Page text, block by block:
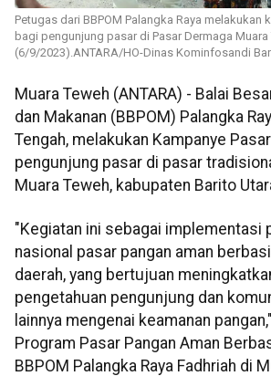
Petugas dari BBPOM Palangka Raya melakukan
bagi pengunjung pasar di Pasar Dermaga Muara
(6/9/2023).ANTARA/HO-Dinas Kominfosandi
Muara Teweh (ANTARA) - Balai
dan Makanan (BBPOM) Palangka
Tengah, melakukan Kampanye
pengunjung pasar di pasar
Muara Teweh, kabupaten Barito
"Kegiatan ini sebagai implementasi
nasional pasar pangan aman
daerah, yang bertujuan
pengetahuan pengunjung dan
lainnya mengenai keamanan
Program Pasar Pangan Aman
BBPOM Palangka Raya Fadhriah di